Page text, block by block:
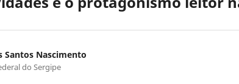
Santos Nascimento
do Sergipe